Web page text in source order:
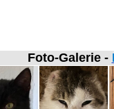
Foto-Galerie -